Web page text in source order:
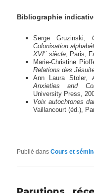
Bibliographie
Serge Gruzinski,
Colonisation
XVIesiècle, Paris,
Marie-Christine
Relations des
Ann Laura Stoler,
Anxieties and
University Press,
Voix autochtones
Vaillancourt (éd.),
Publié dans Cours et